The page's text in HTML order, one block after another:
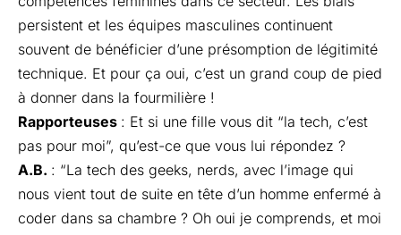
persistent et les équipes masculines continuent
souvent de bénéficier d’une présomption de légitimité
technique. Et pour ça oui, c’est un grand coup de pied
à donner dans la fourmilière !
Rapporteuses : Et si une fille vous dit “la tech, c’est
pas pour moi”, qu’est-ce que vous lui répondez ?
A.B. : “La tech des geeks, nerds, avec l’image qui
nous vient tout de suite en tête d’un homme enfermé à
coder dans sa chambre ? Oh oui je comprends, et moi